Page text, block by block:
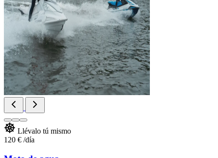
Llévalo tú mismo
120 € /día